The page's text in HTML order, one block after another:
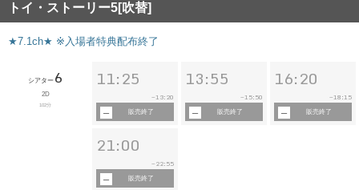
トイ・ストーリー5[吹替]
★7.1ch★ ※入場者特典配布終了
シアター 6
2D
102分
11:25
~13:20
販売終了
13:55
~15:50
販売終了
16:20
~18:15
販売終了
21:00
~ 22:55
販売終了